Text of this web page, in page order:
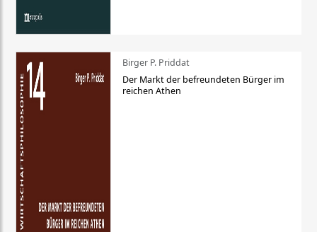
Birger P. Priddat
Der Markt der befreundeten Bürger im
reichen Athen